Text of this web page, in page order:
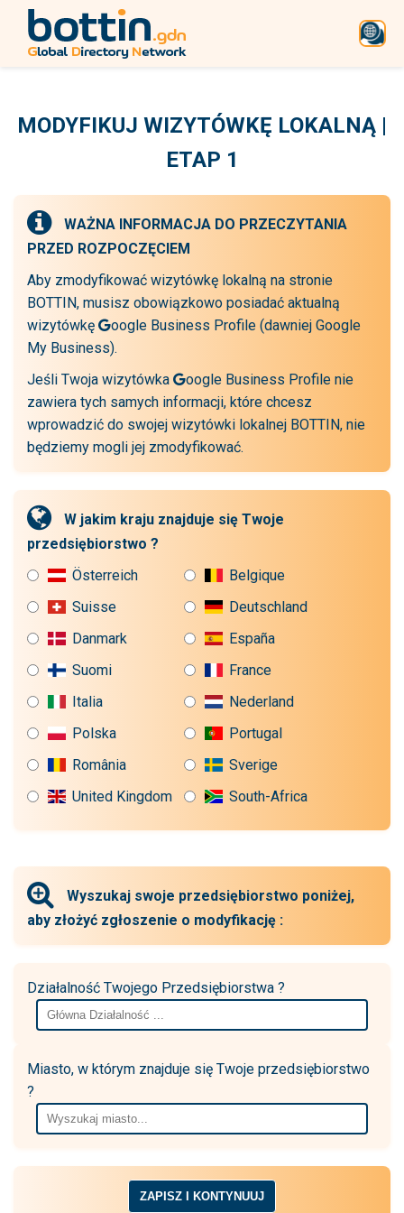
MODYFIKUJ WIZYTÓWKĘ LOKALNĄ |
ETAP 1
WAŻNA INFORMACJA DO PRZECZYTANIA
PRZED ROZPOCZĘCIEM
Aby zmodyfikować wizytówkę lokalną na stronie
BOTTIN, musisz obowiązkowo posiadać aktualną
wizytówkę
oogle Business Profile (dawniej Google
My Business).
Jeśli Twoja wizytówka
oogle Business Profile nie
zawiera tych samych informacji, które chcesz
wprowadzić do swojej wizytówki lokalnej BOTTIN, nie
będziemy mogli jej zmodyfikować.
W jakim kraju znajduje się Twoje
przedsiębiorstwo ?
Österreich
Belgique
Suisse
Deutschland
Danmark
España
Suomi
France
Italia
Nederland
Polska
Portugal
România
Sverige
United Kingdom
South-Africa
Wyszukaj swoje przedsiębiorstwo poniżej,
aby złożyć zgłoszenie o modyfikację :
Działalność Twojego Przedsiębiorstwa ?
Miasto, w którym znajduje się Twoje przedsiębiorstwo
?
ZAPISZ I KONTYNUUJ